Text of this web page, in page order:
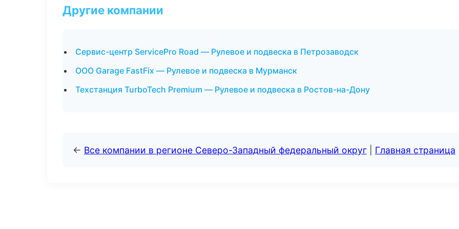
Другие компании
Сервис-центр ServicePro Road — Рулевое и подвеска в Петрозаводск
ООО Garage FastFix — Рулевое и подвеска в Мурманск
Техстанция TurboTech Premium — Рулевое и подвеска в Ростов-на-Дону
← Все компании в регионе Северо-Западный федеральный округ Главная страница